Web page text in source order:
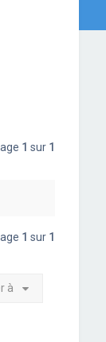
1 sur 1
1 sur 1
à